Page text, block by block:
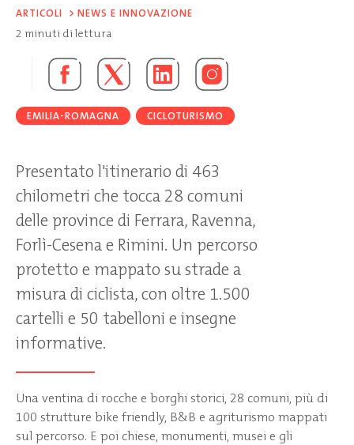
ARTICOLI > NEWS E INNOVAZIONE
2 minuti di lettura
EMILIA-ROMAGNA CICLOTURISMO
Presentato l'itinerario di 463
chilometri che tocca 28 comuni
delle province di Ferrara, Ravenna,
Forlì-Cesena e Rimini. Un percorso
protetto e mappato su strade a
misura di ciclista, con oltre 1.500
cartelli e 50 tabelloni e insegne
informative.
Una ventina di rocche e borghi storici, 28 comuni, più di
100 strutture bike friendly, B&B e agriturismo mappati
sul percorso. E poi chiese, monumenti, musei e gli